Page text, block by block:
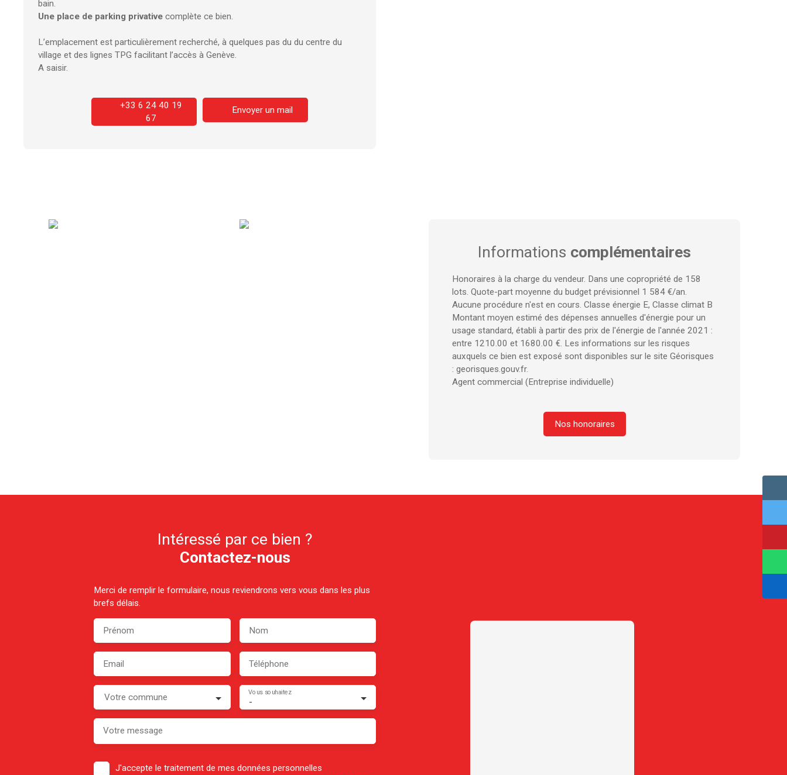
bain.
Une place de parking privative complète ce bien.
L’emplacement est particulièrement recherché, à quelques pas du du centre du
village et des lignes TPG facilitant l’accès à Genève.
A saisir.
+33 6 24 40 19
67
Envoyer un mail
Informations complémentaires
Honoraires à la charge du vendeur. Dans une copropriété de 158
lots. Quote-part moyenne du budget prévisionnel 1 584 €/an.
Aucune procédure n'est en cours. Classe énergie E, Classe climat B
Montant moyen estimé des dépenses annuelles d'énergie pour un
usage standard, établi à partir des prix de l'énergie de l'année 2021 :
entre 1210.00 et 1680.00 €. Les informations sur les risques
auxquels ce bien est exposé sont disponibles sur le site Géorisques
: georisques.gouv.fr.
Agent commercial (Entreprise individuelle)
Nos honoraires
Intéressé par ce bien ?
Contactez-nous
Merci de remplir le formulaire, nous reviendrons vers vous dans les plus
brefs délais.
Prénom Nom
Email Téléphone
Votre commune -
Vous souhaitez
Votre message
J'accepte le traitement de mes données personnelles